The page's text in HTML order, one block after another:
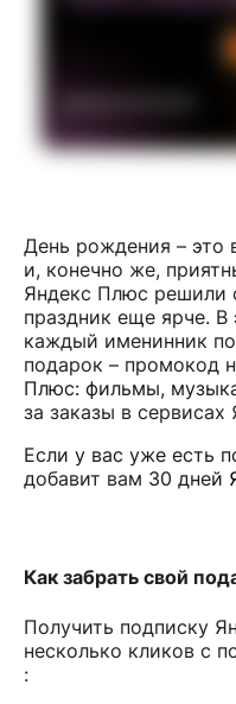
День рождения – это
и, конечно же,
Яндекс Плюс решили
праздник еще ярче.
каждый именинник
подарок – промокод
Плюс: фильмы,
за заказы в сервисах
Если у вас уже есть
добавит вам 30 дней
Как забрать свой
Получить подписку
несколько кликов с
: